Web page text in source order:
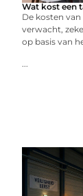
Wat kost een
De kosten
verwacht,
op basis van
...